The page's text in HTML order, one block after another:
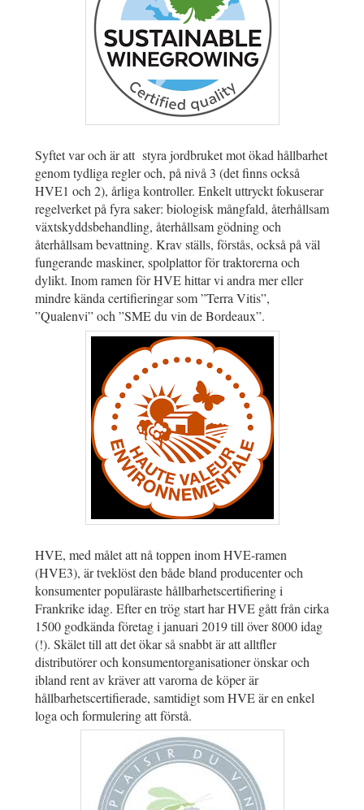
Syftet var och är att styra jordbruket mot ökad hållbarhet
genom tydliga regler och, på nivå 3 (det finns också
HVE1 och 2), årliga kontroller. Enkelt uttryckt fokuserar
regelverket på fyra saker: biologisk mångfald, återhållsam
växtskyddsbehandling, återhållsam gödning och
återhållsam bevattning. Krav ställs, förstås, också på väl
fungerande maskiner, spolplattor för traktorerna och
dylikt. Inom ramen för HVE hittar vi andra mer eller
mindre kända certifieringar som ”Terra Vitis”,
”Qualenvi” och ”SME du vin de Bordeaux”.
HVE, med målet att nå toppen inom HVE-ramen
(HVE3), är tveklöst den både bland producenter och
konsumenter populäraste hållbarhetscertifiering i
Frankrike idag. Efter en trög start har HVE gått från cirka
1500 godkända företag i januari 2019 till över 8000 idag
(!). Skälet till att det ökar så snabbt är att alltfler
distributörer och konsumentorganisationer önskar och
ibland rent av kräver att varorna de köper är
hållbarhetscertifierade, samtidigt som HVE är en enkel
loga och formulering att förstå.